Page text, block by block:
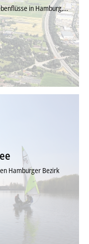
in Hamburg,…
Hamburger Bezirk